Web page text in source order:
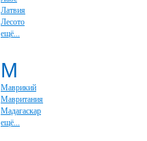
Латвия
Лесото
ещё...
М
Маврикий
Мавритания
Мадагаскар
ещё...